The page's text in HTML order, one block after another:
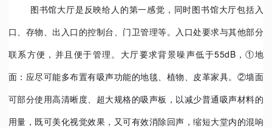
图书馆大厅是反映给人的第一感觉，同时图书馆大厅包括入
口、存物、出入口的控制台、门卫管理等。入口处要求与其他部分
联系方便，并且便于管理。大厅要求背景噪声低于55dB，①地
面：应尽可能多布置有吸声功能的地毯、植物、皮革家具。②墙面
可部分使用高清晰度、超大规格的吸声板，以减少普通吸声材料的
用量，既可美化视觉效果，又可有效消除回声，缩短大堂内的混响